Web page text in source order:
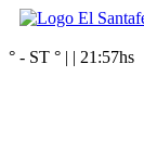
° - ST ° | | 21:57hs